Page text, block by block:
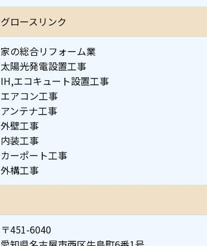
グロースリンク
家の総合リフォーム業
太陽光発電設置工事
IH,エコキュート設置工事
エアコン工事
アンテナ工事
外壁工事
内装工事
カーポート工事
外構工事
〒451-6040